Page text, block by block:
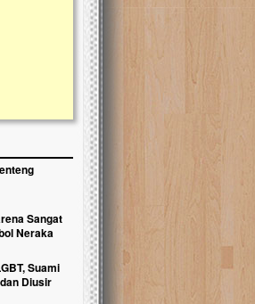
Sangat
Neraka
Suami
Diusir